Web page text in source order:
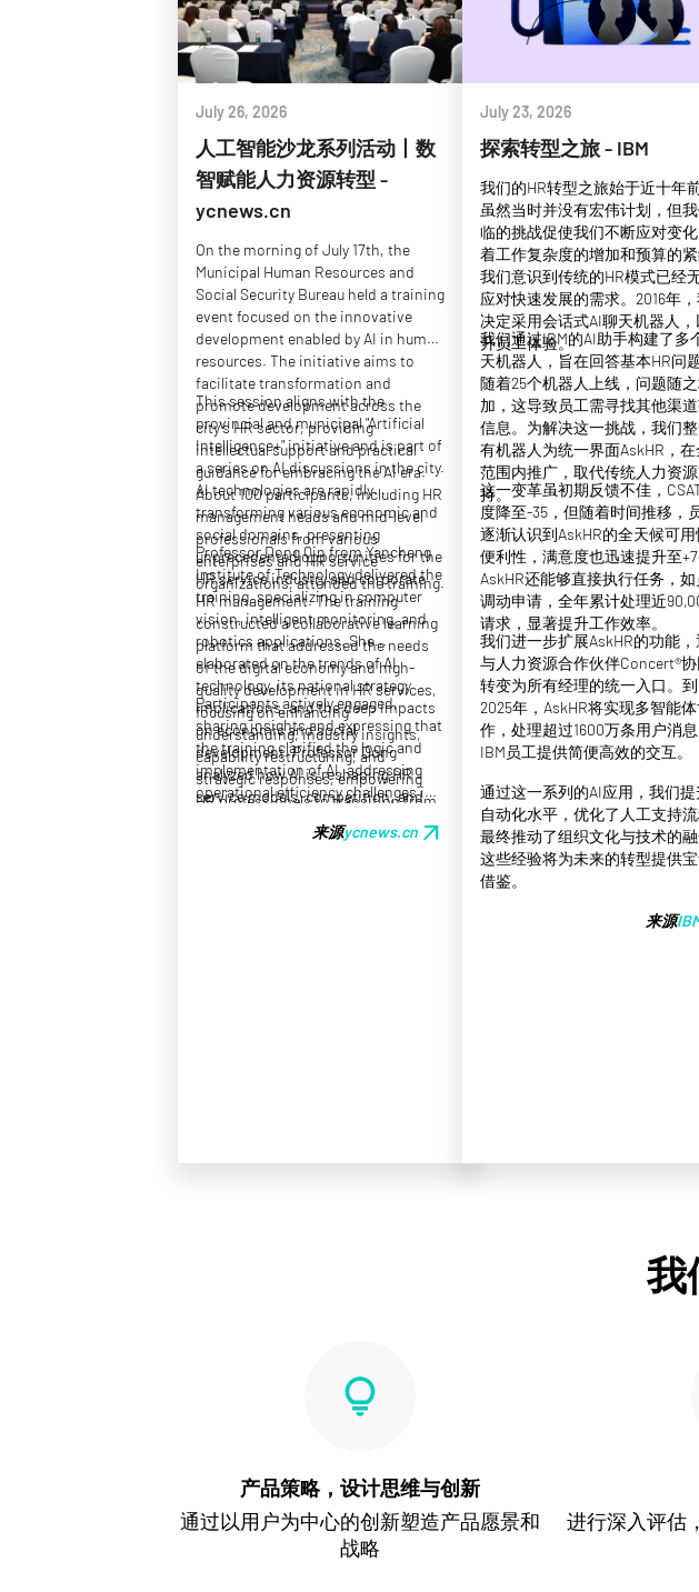
July 26, 2026
人工智能沙龙系列活动丨数
智赋能人力资源转型 -
ycnews.cn
On the morning of July 17th, the
Municipal Human Resources and
Social Security Bureau held a training
event focused on the innovative
development enabled by AI in human
resources. The initiative aims to
facilitate transformation and
promote development across the
city's HR sector, providing
intellectual support and practical
guidance for embracing the AI era.
About 100 participants, including HR
management heads and mid-level
professionals from various
enterprises and HR service
organizations, attended the training.
This session aligns with the
provincial and municipal "Artificial
Intelligence+" initiative and is part of
a series on AI discussions in the city.
AI technologies are rapidly
transforming various economic and
social domains, presenting
unprecedented opportunities for the
HR service industry and corporate
HR management. The training
constructed a collaborative learning
platform that addressed the needs
of the digital economy and high-
quality development in HR services,
focusing on enhancing
understanding, industry insights,
capability restructuring, and
strategic responses, empowering
HR professionals to transition from
transactional tasks to strategic
management roles.
Professor Dong Qin from Yancheng
Institute of Technology delivered the
training, specializing in computer
vision, intelligent monitoring, and
robotics applications. She
elaborated on the trends of AI
technology, its national strategy
implications, and the deep impacts
on economic and social
development. Professor Dong
analyzed how AI is reshaping HR
service models, competition, and
recruitment and talent assessment.
Participants actively engaged,
sharing insights and expressing that
the training clarified the logic and
implementation of AI, addressing
operational efficiency challenges in
that AI represents both a challenge
来源ycnews.cn arrow_outward
July 23, 2026
探索转型之旅 - IBM
我们的HR转型之旅始于近十年
虽然当时并没有宏伟计划，但
临的挑战促使我们不断应对变
着工作复杂度的增加和预算的紧
我们意识到传统的HR模式已经
应对快速发展的需求。2016年
决定采用会话式AI聊天机器人，
升员工体验。
我们通过IBM的AI助手构建了多
天机器人，旨在回答基本HR问题
随着25个机器人上线，问题随
加，这导致员工需寻找其他渠
信息。为解决这一挑战，我们整
有机器人为统一界面AskHR，
范围内推广，取代传统人力资
持。
这一变革虽初期反馈不佳，
度降至-35，但随着时间推移，
逐渐认识到AskHR的全天候可
便利性，满意度也迅速提升至
AskHR还能够直接执行任务，如
调动申请，全年累计处理近
请求，显著提升工作效率。
我们进一步扩展AskHR的功能，
与人力资源合作伙伴Concert®协
转变为所有经理的统一入口。到
2025年，AskHR将实现多智能
作，处理超过1600万条用户消息
IBM员工提供简便高效的交互。
通过这一系列的AI应用，我们提
自动化水平，优化了人工支持流
最终推动了组织文化与技术的融
这些经验将为未来的转型提供
借鉴。
来源
我
产品策略，设计思维与创新
通过以用户为中心的创新塑造产品愿景和
战略
进行深入评估